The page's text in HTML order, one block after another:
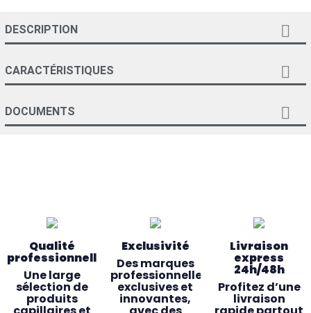
DESCRIPTION 
CARACTÉRISTIQUES 
DOCUMENTS 
Qualité
professionnelle
Une large
sélection de
produits
Exclusivité
Des marques
professionnelles
exclusives et
innovantes,
Livraison
express
24h/48h
Profitez d’une
livraison